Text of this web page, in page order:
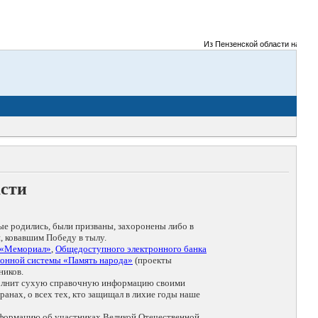
Из Пензенской области на
родились, были призваны, захоронены либо в
ковавшим Победу в тылу.
, Общедоступного электронного банка
системы «Память народа» (проекты
сухую справочную информацию своими
о всех тех, кто защищал в лихие годы наше